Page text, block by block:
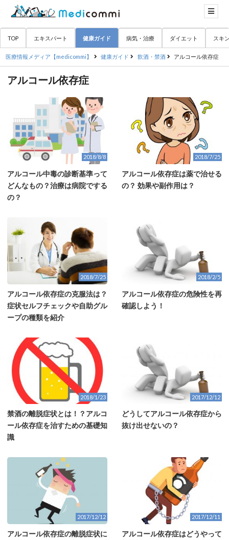
TOP エキスパート 健康ガイド 病気・治療 ダイエット スキ
医療情報メディア【medicommi】 健康ガイド 飲酒・禁酒 アルコール依存症
アルコール依存症
2018/8/8
アルコール中毒の診断基準って
どんなもの？治療は病院でする
の？
2018/7/25
アルコール依存症は薬で治せる
の？ 効果や副作用は？
2018/7/25
アルコール依存症の克服法は？
症状セルフチェックや自助グル
ープの種類を紹介
2018/2/5
アルコール依存症の危険性を再
確認しよう！
2018/1/23
禁酒の離脱症状とは！？アルコ
ール依存症を治すための基礎知
識
2017/12/12
どうしてアルコール依存症から
抜け出せないの？
2017/12/12
アルコール依存症の離脱症状に
2017/12/11
アルコール依存症はどうやって